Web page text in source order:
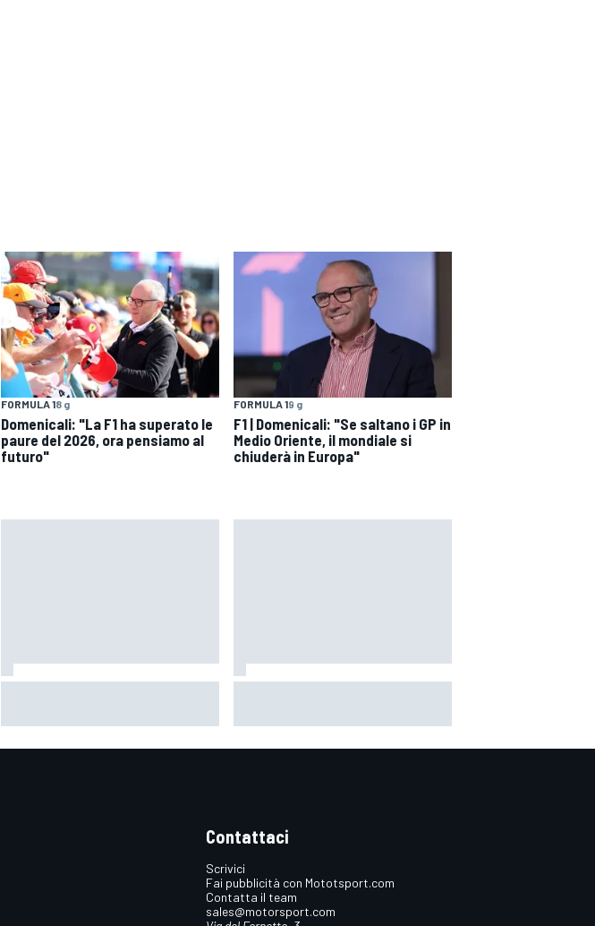
FORMULA 18 g
Domenicali: "La F1 ha superato le
paure del 2026, ora pensiamo al
futuro"
FORMULA 19 g
F1 | Domenicali: "Se saltano i GP in
Medio Oriente, il mondiale si
chiuderà in Europa"
cui ora vado un po' peggio"
guidare un trapano da cantiere!"
Contattaci
Scrivici
Fai pubblicità con Mototsport.com
Contatta il team
sales@motorsport.com